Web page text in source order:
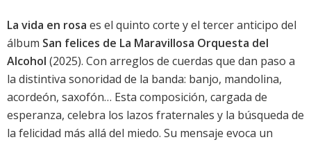
La vida en rosa es el quinto corte y el tercer anticipo del
álbum San felices de La Maravillosa Orquesta del
Alcohol (2025). Con arreglos de cuerdas que dan paso a
la distintiva sonoridad de la banda: banjo, mandolina,
acordeón, saxofón… Esta composición, cargada de
esperanza, celebra los lazos fraternales y la búsqueda de
la felicidad más allá del miedo. Su mensaje evoca un